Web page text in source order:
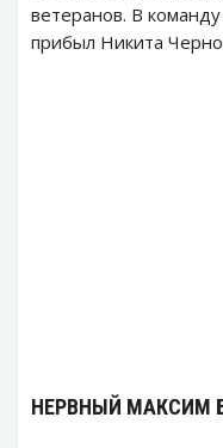
ветеранов. В
прибыл Никита
НЕРВНЫЙ МАКСИМ